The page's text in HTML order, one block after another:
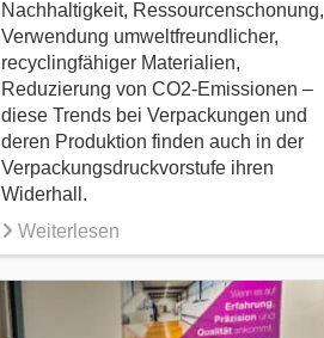
Nachhaltigkeit, Ressourcenschonung,
Verwendung umweltfreundlicher,
recyclingfähiger Materialien,
Reduzierung von CO2-Emissionen –
diese Trends bei Verpackungen und
deren Produktion finden auch in der
Verpackungsdruckvorstufe ihren
Widerhall.
Weiterlesen